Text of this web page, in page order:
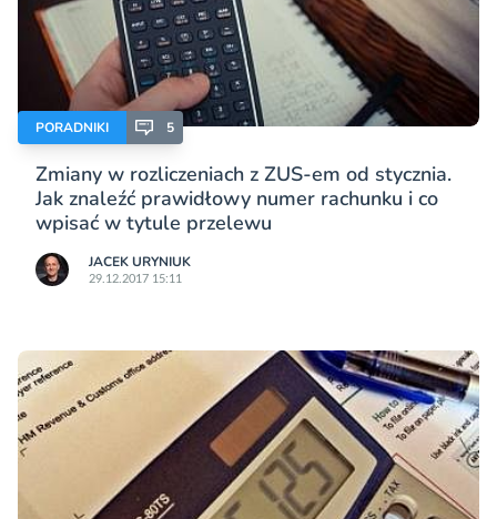
PORADNIKI 5
Zmiany w rozliczeniach z ZUS-em od stycznia.
Jak znaleźć prawidłowy numer rachunku i co
wpisać w tytule przelewu
JACEK URYNIUK
29.12.2017 15:11